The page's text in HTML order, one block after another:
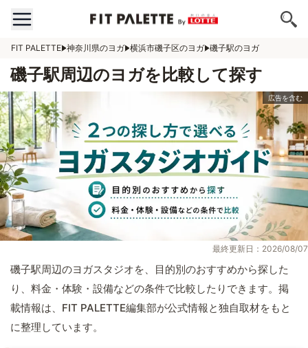
FIT PALETTE 神奈川県のヨガ 横浜市磯子区のヨガ 磯子駅のヨガ
磯子駅周辺のヨガを比較して探す
最終更新日：2026/08/07
磯子駅周辺のヨガスタジオを、目的別のおすすめから探した
り、料金・体験・設備などの条件で比較したりできます。掲
載情報は、FIT PALETTE編集部が公式情報と独自取材をもと
に整理しています。